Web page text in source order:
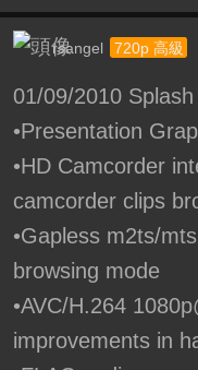
rsangel 720p 高級
01/09/2010
•Presentation
•HD Camcorder
camcorder clips
•Gapless m2ts/
browsing mode
•AVC/H.264
improvements in